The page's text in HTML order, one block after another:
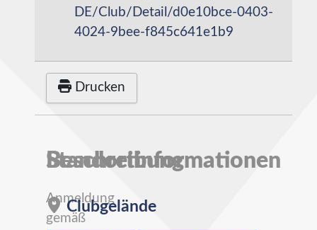
DE/Club/Detail/d0e10bce-0403-
4024-9bee-f845c641e1b9
Drucken
Beschreibung
Anmeldung
gemäß
Standortinformationen
Clubgelände